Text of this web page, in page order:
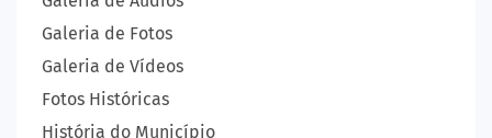
Galeria de Fotos
Galeria de Vídeos
Fotos Históricas
História do Município